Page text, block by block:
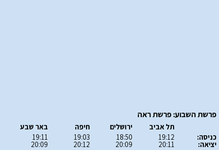
פרשת השבוע: פרשת ראה
כניסה:
יציאה:
תל אביב
19:12
20:11
ירושלים
18:50
20:09
חיפה
19:03
20:12
באר שבע
19:11
20:09